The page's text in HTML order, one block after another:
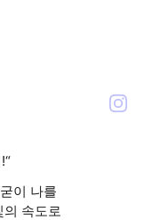
이 나를
속도로